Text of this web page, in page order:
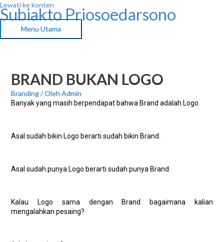
Lewati ke konten
Subiakto Priosoedarsono
Menu Utama
BRAND BUKAN LOGO
Branding/ Oleh Admin
Banyak yang masih berpendapat bahwa Brand adalah Logo.
Asal sudah bikin Logo berarti sudah bikin Brand.
Asal sudah punya Logo berarti sudah punya Brand.
Kalau Logo sama dengan Brand bagaimana kalian
mengalahkan pesaing?